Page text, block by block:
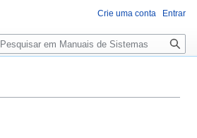
Crie uma conta Entrar
Pesquisa